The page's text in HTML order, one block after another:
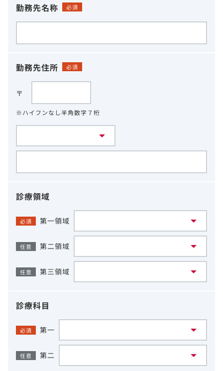
勤務先名称 必須
勤務先住所 必須
〒
※ハイフンなし半角数字７桁
診療領域
必須 第一領域
任意 第二領域
任意 第三領域
診療科目
必須 第一
任意 第二